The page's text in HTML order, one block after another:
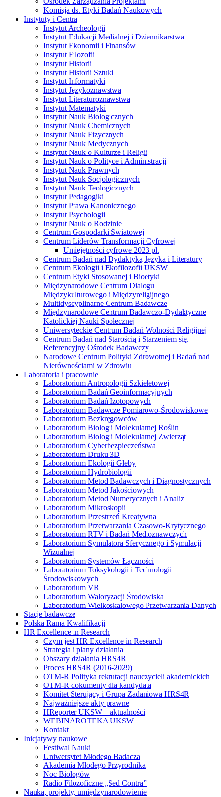
Komisja ds. Etyki Badań Naukowych
Instytuty i Centra
Instytut Archeologii
Instytut Edukacji Medialnej i Dziennikarstwa
Instytut Ekonomii i Finansów
Instytut Filozofii
Instytut Historii
Instytut Historii Sztuki
Instytut Informatyki
Instytut Językoznawstwa
Instytut Literaturoznawstwa
Instytut Matematyki
Instytut Nauk Biologicznych
Instytut Nauk Chemicznych
Instytut Nauk Fizycznych
Instytut Nauk Medycznych
Instytut Nauk o Kulturze i Religii
Instytut Nauk o Polityce i Administracji
Instytut Nauk Prawnych
Instytut Nauk Socjologicznych
Instytut Nauk Teologicznych
Instytut Pedagogiki
Instytut Prawa Kanonicznego
Instytut Psychologii
Instytut Nauk o Rodzinie
Centrum Gospodarki Światowej
Centrum Liderów Transformacji Cyfrowej
Umiejętności cyfrowe 2023 pl.
Centrum Badań nad Dydaktyką Języka i Literatury
Centrum Ekologii i Ekofilozofii UKSW
Centrum Etyki Stosowanej i Bioetyki
Międzynarodowe Centrum Dialogu
Międzykulturowego i Międzyreligijnego
Multidyscyplinarne Centrum Badawcze
Międzynarodowe Centrum Badawczo-Dydaktyczne
Katolickiej Nauki Społecznej
Uniwersyteckie Centrum Badań Wolności Religijnej
Centrum Badań nad Starością i Starzeniem się.
Referencyjny Ośrodek Badawczy
Narodowe Centrum Polityki Zdrowotnej i Badań nad
Nierównościami w Zdrowiu
Laboratoria i pracownie
Laboratorium Antropologii Szkieletowej
Laboratorium Badań Geoinformacyjnych
Laboratorium Badań Izotopowych
Laboratorium Badawcze Pomiarowo-Środowiskowe
Laboratorium Bezkręgowców
Laboratorium Biologii Molekularnej Roślin
Laboratorium Biologii Molekularnej Zwierząt
Laboratorium Cyberbezpieczeństwa
Laboratorium Druku 3D
Laboratorium Ekologii Gleby
Laboratorium Hydrobiologii
Laboratorium Metod Badawczych i Diagnostycznych
Laboratorium Metod Jakościowych
Laboratorium Metod Numerycznych i Analiz
Laboratorium Mikroskopii
Laboratorium Przestrzeń Kreatywna
Laboratorium Przetwarzania Czasowo-Krytycznego
Laboratorium RTV i Badań Medioznawczych
Laboratorium Symulatora Sferycznego i Symulacji
Wizualnej
Laboratorium Systemów Łączności
Laboratorium Toksykologii i Technologii
Środowiskowych
Laboratorium VR
Laboratorium Waloryzacji Środowiska
Laboratorium Wielkoskalowego Przetwarzania Danych
Stacje badawcze
Polska Rama Kwalifikacji
HR Excellence in Research
Czym jest HR Excellence in Research
Strategia i plany działania
Obszary działania HRS4R
Proces HRS4R (2016-2029)
OTM-R Polityka rekrutacji nauczycieli akademickich
OTM-R dokumenty dla kandydata
Komitet Sterujący i Grupa Zadaniowa HRS4R
Najważniejsze akty prawne
HReporter UKSW – aktualności
WEBINAROTEKA UKSW
Kontakt
Inicjatywy naukowe
Festiwal Nauki
Uniwersytet Młodego Badacza
Akademia Młodego Przyrodnika
Noc Biologów
Radio Filozoficzne „Sed Contra”
Nauka, projekty, umiędzynarodowienie